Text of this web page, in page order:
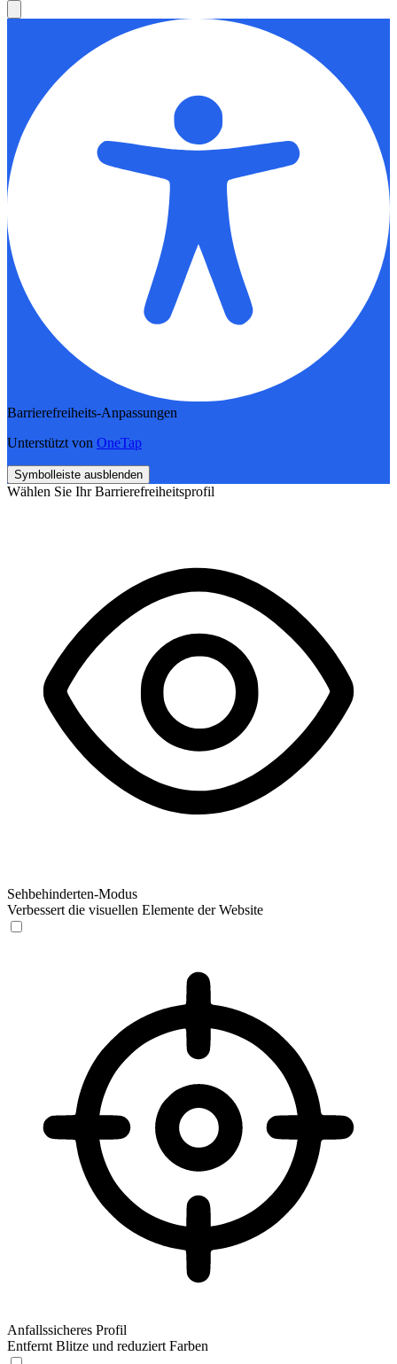
Barrierefreiheits-Anpassungen
Unterstützt von OneTap
Symbolleiste ausblenden
Wählen Sie Ihr Barrierefreiheitsprofil
Sehbehinderten-Modus
Verbessert die visuellen Elemente der Website
Anfallssicheres Profil
Entfernt Blitze und reduziert Farben